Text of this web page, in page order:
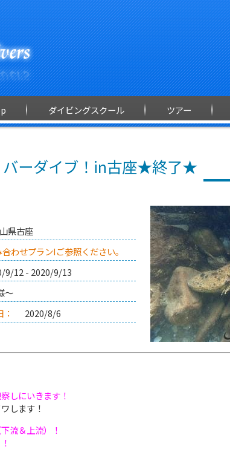
ダイビングスクール ツアー
バーダイブ！in古座★終了★
県古座
わせプランIご参照ください。
9/12 - 2020/9/13
～
2020/8/6
しにいきます！
します！
流＆上流）！